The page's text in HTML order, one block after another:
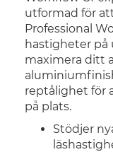
utformad för
Professional
hastigheter på
maximera ditt
reptålighet för
på plats.
Stödjer